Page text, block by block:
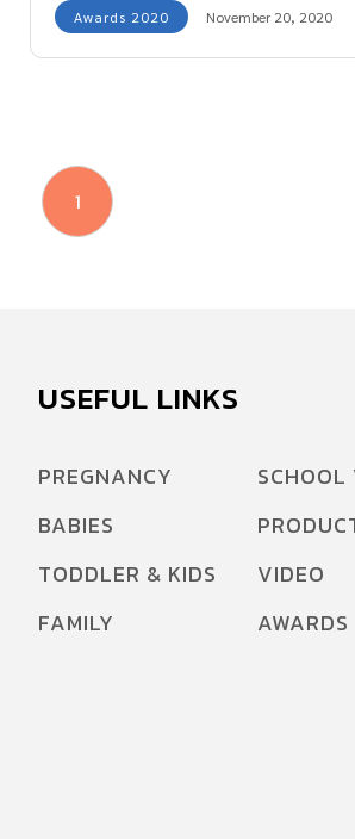
Awards 2020 November 20, 2020
1
USEFUL LINKS
PREGNANCY
BABIES
TODDLER & KIDS
FAMILY
SCHOOL
VIDEO
AWARDS